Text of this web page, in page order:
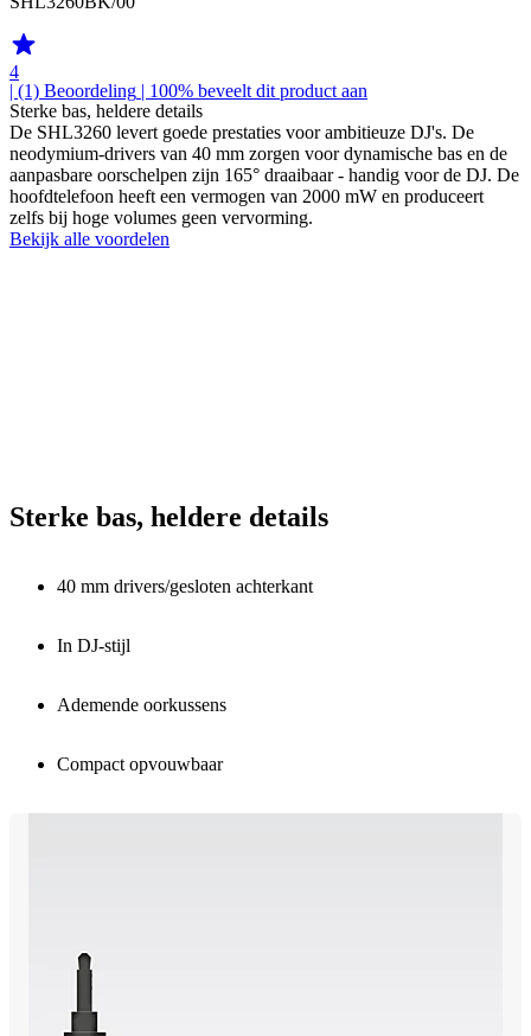
4
| (1) Beoordeling | 100% beveelt dit product aan
Sterke bas, heldere details
De SHL3260 levert goede prestaties voor ambitieuze DJ's. De
neodymium-drivers van 40 mm zorgen voor dynamische bas en de
aanpasbare oorschelpen zijn 165° draaibaar - handig voor de DJ. De
hoofdtelefoon heeft een vermogen van 2000 mW en produceert
zelfs bij hoge volumes geen vervorming.
Bekijk alle voordelen
Sterke bas, heldere details
40 mm drivers/gesloten achterkant
In DJ-stijl
Ademende oorkussens
Compact opvouwbaar